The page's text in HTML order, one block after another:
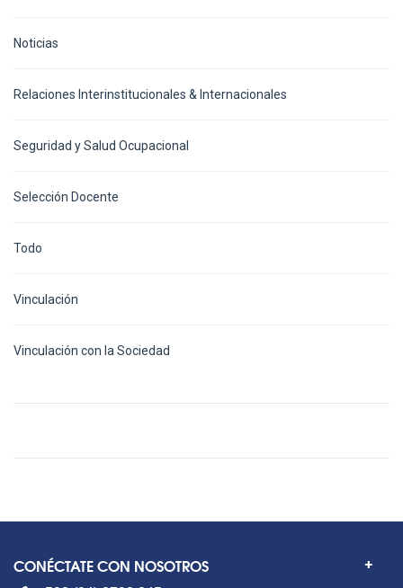
Noticias
Relaciones Interinstitucionales & Internacionales
Seguridad y Salud Ocupacional
Selección Docente
Todo
Vinculación
Vinculación con la Sociedad
CONÉCTATE CON NOSOTROS